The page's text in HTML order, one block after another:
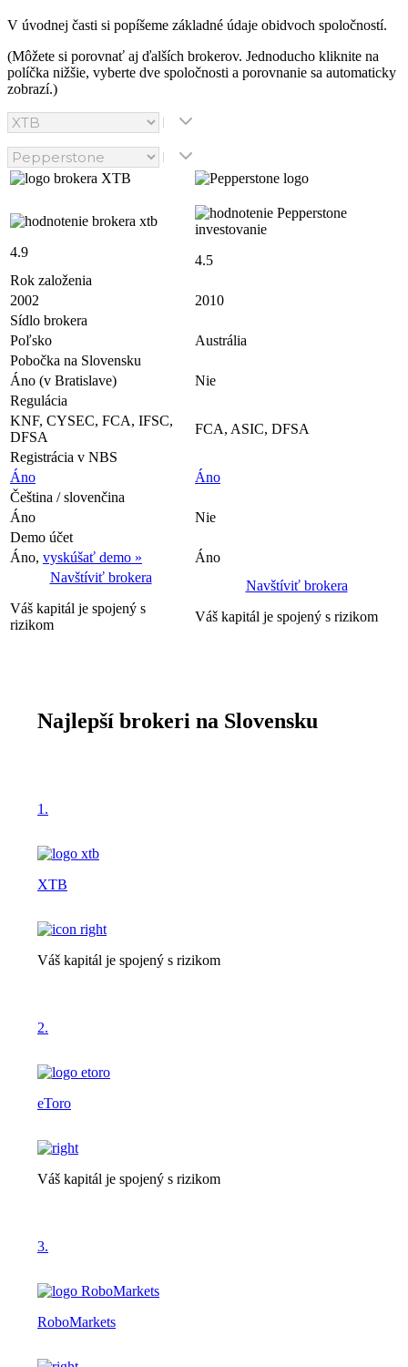
V úvodnej časti si popíšeme základné údaje obidvoch spoločností.
(Môžete si porovnať aj ďalších brokerov. Jednoducho kliknite na
políčka nižšie, vyberte dve spoločnosti a porovnanie sa automaticky
zobrazí.)
4.9
4.5
Rok založenia
2002
2010
Sídlo brokera
Poľsko
Austrália
Pobočka na Slovensku
Áno (v Bratislave)
Nie
Regulácia
KNF, CYSEC, FCA, IFSC,
DFSA
FCA, ASIC, DFSA
Registrácia v NBS
Áno
Áno
Čeština / slovenčina
Áno
Nie
Demo účet
Áno, vyskúšať demo »
Áno
Navštíviť brokera
Váš kapitál je spojený s
rizikom
Navštíviť brokera
Váš kapitál je spojený s rizikom
Najlepší brokeri na Slovensku
1.
XTB
Váš kapitál je spojený s rizikom
2.
eToro
Váš kapitál je spojený s rizikom
3.
RoboMarkets